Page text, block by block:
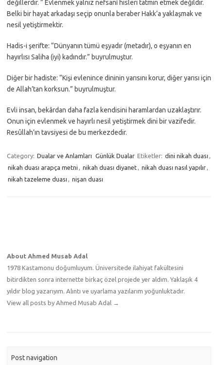
değillerdir. ” Evlenmek yalnız nefsanî hisleri tatmin etmek değildir.
Belki bir hayat arkadaşı seçip onunla beraber Hakk’a yaklaşmak ve
nesil yetiştirmektir.
Hadis-i şerifte: “Dünyanın tümü eşyadır (metadır), o eşyanın en
hayırlısı Saliha (iyi) kadındır.” buyrulmuştur.
Diğer bir hadiste: “Kişi evlenince dininin yarısını korur, diğer yarısı için
de Allah’tan korksun.” buyrulmuştur.
Evli insan, bekârdan daha fazla kendisini haramlardan uzaklaştırır.
Onun için evlenmek ve hayırlı nesil yetiştirmek dini bir vazifedir.
Resûllah’ın tavsiyesi de bu merkezdedir.
Category: Dualar ve Anlamları Günlük Dualar Etiketler: dini nikah duası ,
nikah duası arapça metni , nikah duası diyanet, nikah duası nasıl yapılır,
nikah tazeleme duası , nişan duası
About Ahmed Musab Adal
1978 Kastamonu doğumluyum. Üniversitede ilahiyat fakültesini
bitirdikten sonra internette birkaç özel projede yer aldım. Yaklaşık 4
yıldır blog yazarıyım. Alıntı ve uyarlama yazılarım yoğunluktadır.
View all posts by Ahmed Musab Adal →
Post navigation